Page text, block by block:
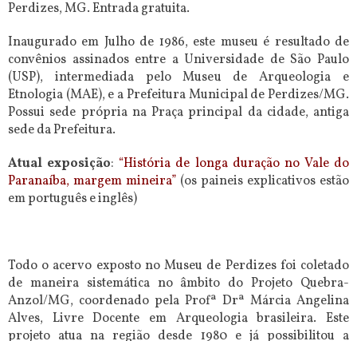
Perdizes, MG. Entrada gratuita.
Inaugurado em Julho de 1986, este museu é resultado de
convênios assinados entre a Universidade de São Paulo
(USP), intermediada pelo Museu de Arqueologia e
Etnologia (MAE), e a Prefeitura Municipal de Perdizes/MG.
Possui sede própria na Praça principal da cidade, antiga
sede da Prefeitura.
Atual exposição: “História de longa duração no Vale do
Paranaíba, margem mineira” (os paineis explicativos estão
em português e inglês)
Todo o acervo exposto no Museu de Perdizes foi coletado
de maneira sistemática no âmbito do Projeto Quebra-
Anzol/MG, coordenado pela Profª Drª Márcia Angelina
Alves, Livre Docente em Arqueologia brasileira. Este
projeto atua na região desde 1980 e já possibilitou a